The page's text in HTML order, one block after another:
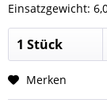
Einsatzgewicht:
Merken